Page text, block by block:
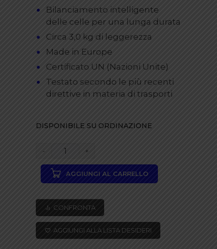
Bilanciamento intelligente
delle celle per una lunga durata
Circa 3,0 kg di leggerezza
Made in Europe
Certificato UN (Nazioni Unite)
Testato secondo le più recenti
direttive in materia di trasporti
DISPONIBILE SU ORDINAZIONE
vision
powerpack
612wh
al
telaio
AGGIUNGI AL CARRELLO
CONFRONTA
AGGIUNGI ALLA LISTA DESIDERI